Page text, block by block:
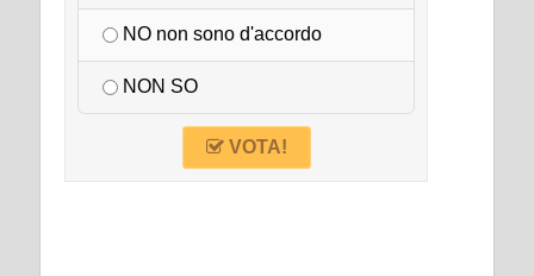
NO non sono d'accordo
NON SO
VOTA!